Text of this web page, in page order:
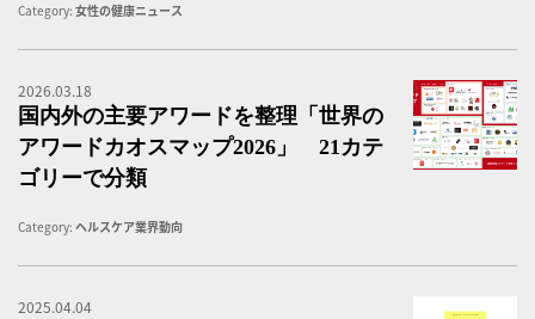
Category: 女性の健康ニュース
2026.03.18
国内外の主要アワードを整理「世界の
アワードカオスマップ2026」 21カテ
ゴリーで分類
Category: ヘルスケア業界動向
2025.04.04